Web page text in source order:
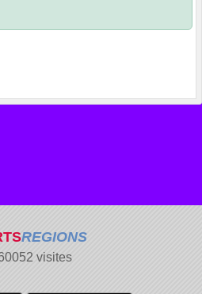
REGIONS
visites